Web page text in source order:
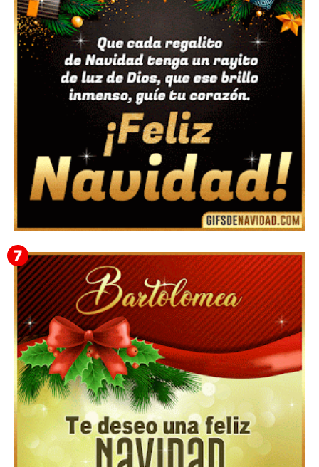
Feliz Navidad y próspero Año Nuevo Bianca
▷GIF de Feliz Navidad 2025【❤️】